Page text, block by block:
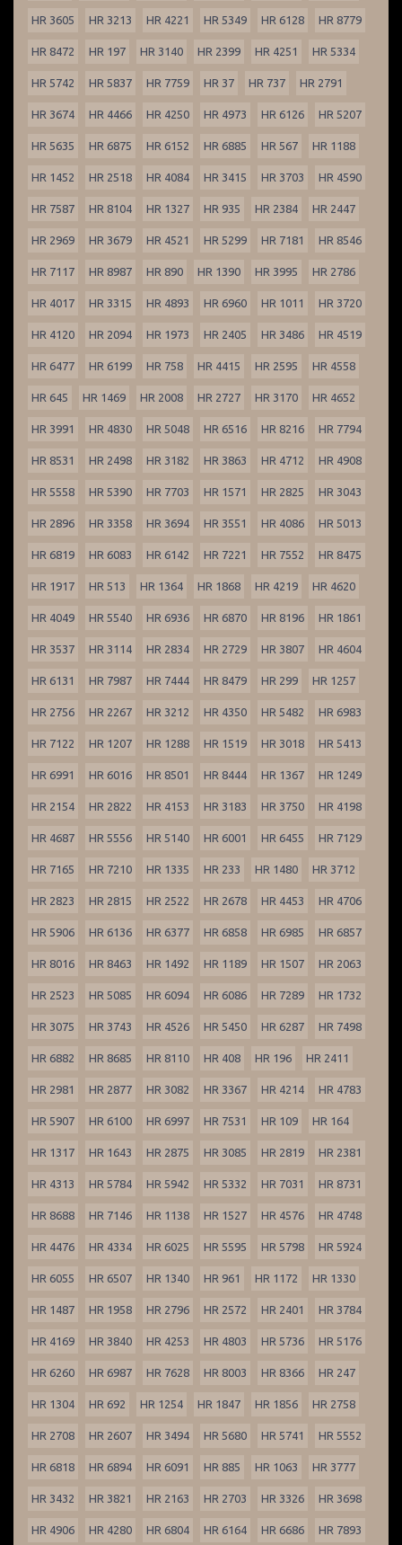
HR 3605 HR 3213 HR 4221 HR 5349 HR 6128 HR 8779
HR 8472 HR 197 HR 3140 HR 2399 HR 4251 HR 5334
HR 5742 HR 5837 HR 7759 HR 37 HR 737 HR 2791
HR 3674 HR 4466 HR 4250 HR 4973 HR 6126 HR 5207
HR 5635 HR 6875 HR 6152 HR 6885 HR 567 HR 1188
HR 1452 HR 2518 HR 4084 HR 3415 HR 3703 HR 4590
HR 7587 HR 8104 HR 1327 HR 935 HR 2384 HR 2447
HR 2969 HR 3679 HR 4521 HR 5299 HR 7181 HR 8546
HR 7117 HR 8987 HR 890 HR 1390 HR 3995 HR 2786
HR 4017 HR 3315 HR 4893 HR 6960 HR 1011 HR 3720
HR 4120 HR 2094 HR 1973 HR 2405 HR 3486 HR 4519
HR 6477 HR 6199 HR 758 HR 4415 HR 2595 HR 4558
HR 645 HR 1469 HR 2008 HR 2727 HR 3170 HR 4652
HR 3991 HR 4830 HR 5048 HR 6516 HR 8216 HR 7794
HR 8531 HR 2498 HR 3182 HR 3863 HR 4712 HR 4908
HR 5558 HR 5390 HR 7703 HR 1571 HR 2825 HR 3043
HR 2896 HR 3358 HR 3694 HR 3551 HR 4086 HR 5013
HR 6819 HR 6083 HR 6142 HR 7221 HR 7552 HR 8475
HR 1917 HR 513 HR 1364 HR 1868 HR 4219 HR 4620
HR 4049 HR 5540 HR 6936 HR 6870 HR 8196 HR 1861
HR 3537 HR 3114 HR 2834 HR 2729 HR 3807 HR 4604
HR 6131 HR 7987 HR 7444 HR 8479 HR 299 HR 1257
HR 2756 HR 2267 HR 3212 HR 4350 HR 5482 HR 6983
HR 7122 HR 1207 HR 1288 HR 1519 HR 3018 HR 5413
HR 6991 HR 6016 HR 8501 HR 8444 HR 1367 HR 1249
HR 2154 HR 2822 HR 4153 HR 3183 HR 3750 HR 4198
HR 4687 HR 5556 HR 5140 HR 6001 HR 6455 HR 7129
HR 7165 HR 7210 HR 1335 HR 233 HR 1480 HR 3712
HR 2823 HR 2815 HR 2522 HR 2678 HR 4453 HR 4706
HR 5906 HR 6136 HR 6377 HR 6858 HR 6985 HR 6857
HR 8016 HR 8463 HR 1492 HR 1189 HR 1507 HR 2063
HR 2523 HR 5085 HR 6094 HR 6086 HR 7289 HR 1732
HR 3075 HR 3743 HR 4526 HR 5450 HR 6287 HR 7498
HR 6882 HR 8685 HR 8110 HR 408 HR 196 HR 2411
HR 2981 HR 2877 HR 3082 HR 3367 HR 4214 HR 4783
HR 5907 HR 6100 HR 6997 HR 7531 HR 109 HR 164
HR 1317 HR 1643 HR 2875 HR 3085 HR 2819 HR 2381
HR 4313 HR 5784 HR 5942 HR 5332 HR 7031 HR 8731
HR 8688 HR 7146 HR 1138 HR 1527 HR 4576 HR 4748
HR 4476 HR 4334 HR 6025 HR 5595 HR 5798 HR 5924
HR 6055 HR 6507 HR 1340 HR 961 HR 1172 HR 1330
HR 1487 HR 1958 HR 2796 HR 2572 HR 2401 HR 3784
HR 4169 HR 3840 HR 4253 HR 4803 HR 5736 HR 5176
HR 6260 HR 6987 HR 7628 HR 8003 HR 8366 HR 247
HR 1304 HR 692 HR 1254 HR 1847 HR 1856 HR 2758
HR 2708 HR 2607 HR 3494 HR 5680 HR 5741 HR 5552
HR 6818 HR 6894 HR 6091 HR 885 HR 1063 HR 3777
HR 3432 HR 3821 HR 2163 HR 2703 HR 3326 HR 3698
HR 4906 HR 4280 HR 6804 HR 6164 HR 6686 HR 7893